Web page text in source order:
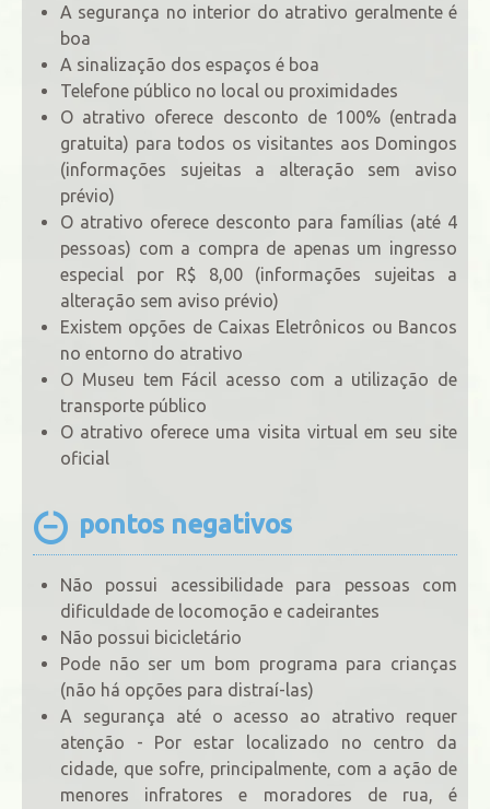
A segurança no interior do atrativo geralmente é
boa
A sinalização dos espaços é boa
Telefone público no local ou proximidades
O atrativo oferece desconto de 100% (entrada
gratuita) para todos os visitantes aos Domingos
(informações sujeitas a alteração sem aviso
prévio)
O atrativo oferece desconto para famílias (até 4
pessoas) com a compra de apenas um ingresso
especial por R$ 8,00 (informações sujeitas a
alteração sem aviso prévio)
Existem opções de Caixas Eletrônicos ou Bancos
no entorno do atrativo
O Museu tem Fácil acesso com a utilização de
transporte público
O atrativo oferece uma visita virtual em seu site
oficial
pontos negativos
Não possui acessibilidade para pessoas com
dificuldade de locomoção e cadeirantes
Não possui bicicletário
Pode não ser um bom programa para crianças
(não há opções para distraí-las)
A segurança até o acesso ao atrativo requer
atenção - Por estar localizado no centro da
cidade, que sofre, principalmente, com a ação de
menores infratores e moradores de rua, é